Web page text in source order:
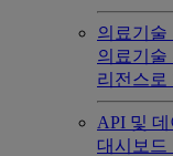
의료기술
의료기술
리전스로
API 및
대시보드